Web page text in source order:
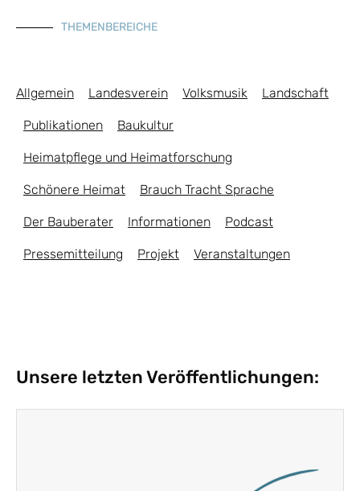
THEMENBEREICHE
Allgemein Landesverein Volksmusik Landschaft
Publikationen Baukultur
Heimatpflege und Heimatforschung
Schönere Heimat Brauch Tracht Sprache
Der Bauberater Informationen Podcast
Pressemitteilung Projekt Veranstaltungen
Unsere letzten Veröffentlichungen: